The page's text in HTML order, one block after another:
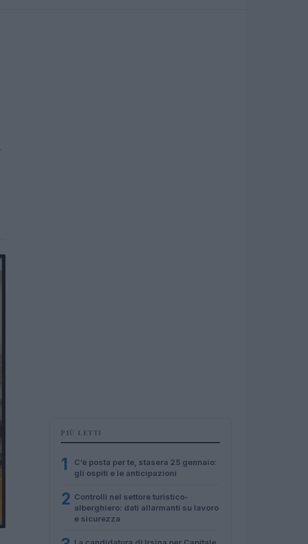
PIÙ LETTI
1
C’è posta per te, stasera 25 gennaio:
gli ospiti e le anticipazioni
2 Controlli nel settore turistico-
alberghiero: dati allarmanti su lavoro
e sicurezza